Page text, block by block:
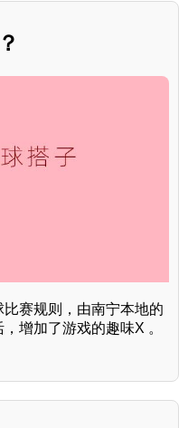
赛规则，由南宁本地的
增加了游戏的趣味X 。